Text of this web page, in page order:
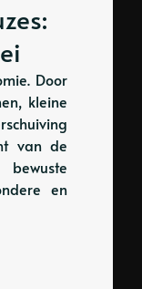
Door
kleine
van de
en